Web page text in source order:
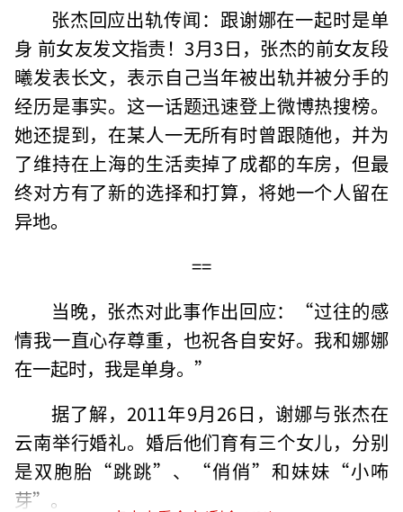
张杰回应出轨传闻：跟谢娜在一起时是单
身 前女友发文指责！3月3日，张杰的前女友段
曦发表长文，表示自己当年被出轨并被分手的
经历是事实。这一话题迅速登上微博热搜榜。
她还提到，在某人一无所有时曾跟随他，并为
了维持在上海的生活卖掉了成都的车房，但最
终对方有了新的选择和打算，将她一个人留在
异地。
==
当晚，张杰对此事作出回应：“过往的感
情我一直心存尊重，也祝各自安好。我和娜娜
在一起时，我是单身。”
据了解，2011年9月26日，谢娜与张杰在
云南举行婚礼。婚后他们育有三个女儿，分别
是双胞胎“跳跳”、“俏俏”和妹妹“小咘
芽”。